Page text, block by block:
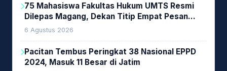
75 Mahasiswa Fakultas Hukum UMTS Resmi
Dilepas Magang, Dekan Titip Empat Pesan
Penting
6 Agustus 2026
Pacitan Tembus Peringkat 38 Nasional EPPD
2024, Masuk 11 Besar di Jatim